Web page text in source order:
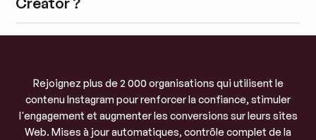
Rejoignez plus de 2 000 organisations qui utilisent le
contenu Instagram pour renforcer la confiance, stimuler
l'engagement et augmenter les conversions sur leurs sites
Web. Mises à jour automatiques, contrôle complet de la